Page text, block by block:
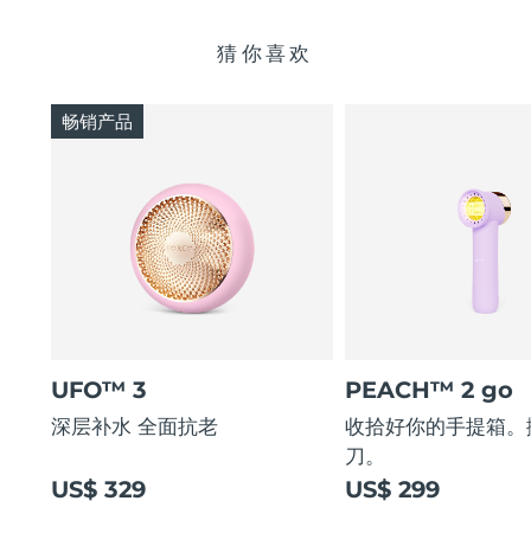
猜你喜欢
UFO™ 3
深层补水 全面抗老
US$ 329
畅销产品
PEACH™ 2 go
收拾好你的手提箱
刀。
US$ 299